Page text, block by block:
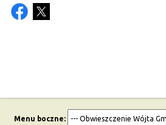
Menu boczne: